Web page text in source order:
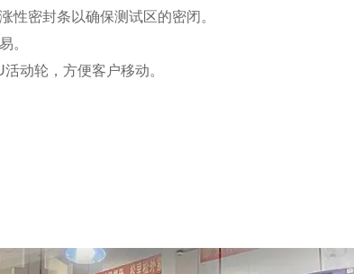
性密封条以确保测试区的密闭。
。
动轮，方便客户移动。